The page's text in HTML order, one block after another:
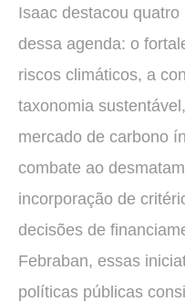
Isaac destacou
dessa agenda: o
riscos climáticos, a
taxonomia
mercado de carbono
combate ao
incorporação de
decisões de
Febraban, essas
políticas públicas